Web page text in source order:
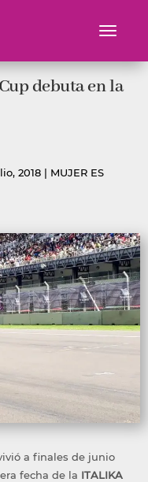
Toggle
debuta en la
2018 | Publicada
MUJER ES
a finales de junio
fecha de la ITALIKA